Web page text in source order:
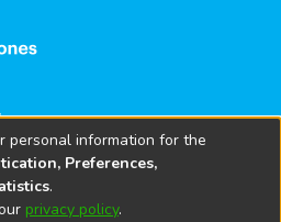
personal information for the
Preferences,
.
privacy policy.